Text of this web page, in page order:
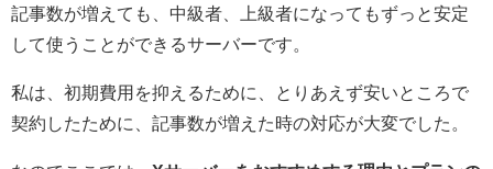
記事数が増えても、中級者、上級者になってもずっと安定
して使うことができるサーバーです。
私は、初期費用を抑えるために、とりあえず安いところで
契約したために、記事数が増えた時の対応が大変でした。